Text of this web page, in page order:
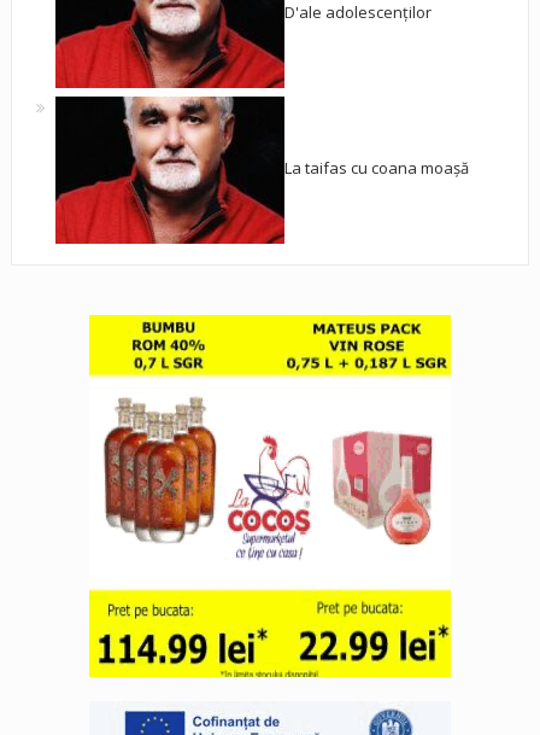
D'ale adolescenților
La taifas cu coana moașă